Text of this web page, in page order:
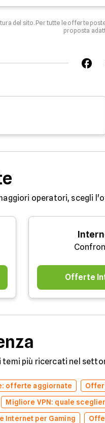
del sito. Per tutte le offerte
proposta
operatori, scegli
Offerte
temi più ricercati nel
offerte aggiornate
Migliore VPN: quale
Internet per Gaming